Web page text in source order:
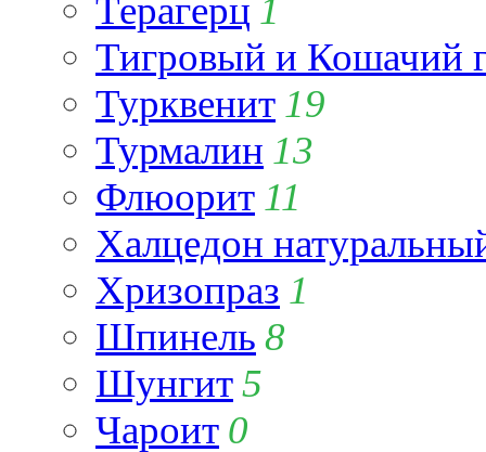
Терагерц 1
Тигровый и Кошачий
Турквенит 19
Турмалин 13
Флюорит 11
Халцедон
Хризопраз 1
Шпинель 8
Шунгит5
Чароит 0